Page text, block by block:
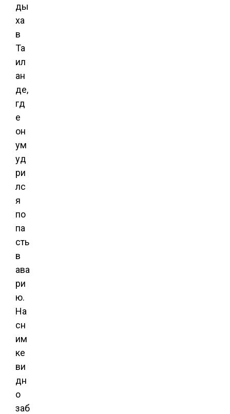
ды
ха
в
Та
ил
ан
де,
гд
е
он
ум
уд
ри
лс
я
по
па
сть
в
ава
ри
ю.
На
сн
им
ке
ви
дн
о
заб